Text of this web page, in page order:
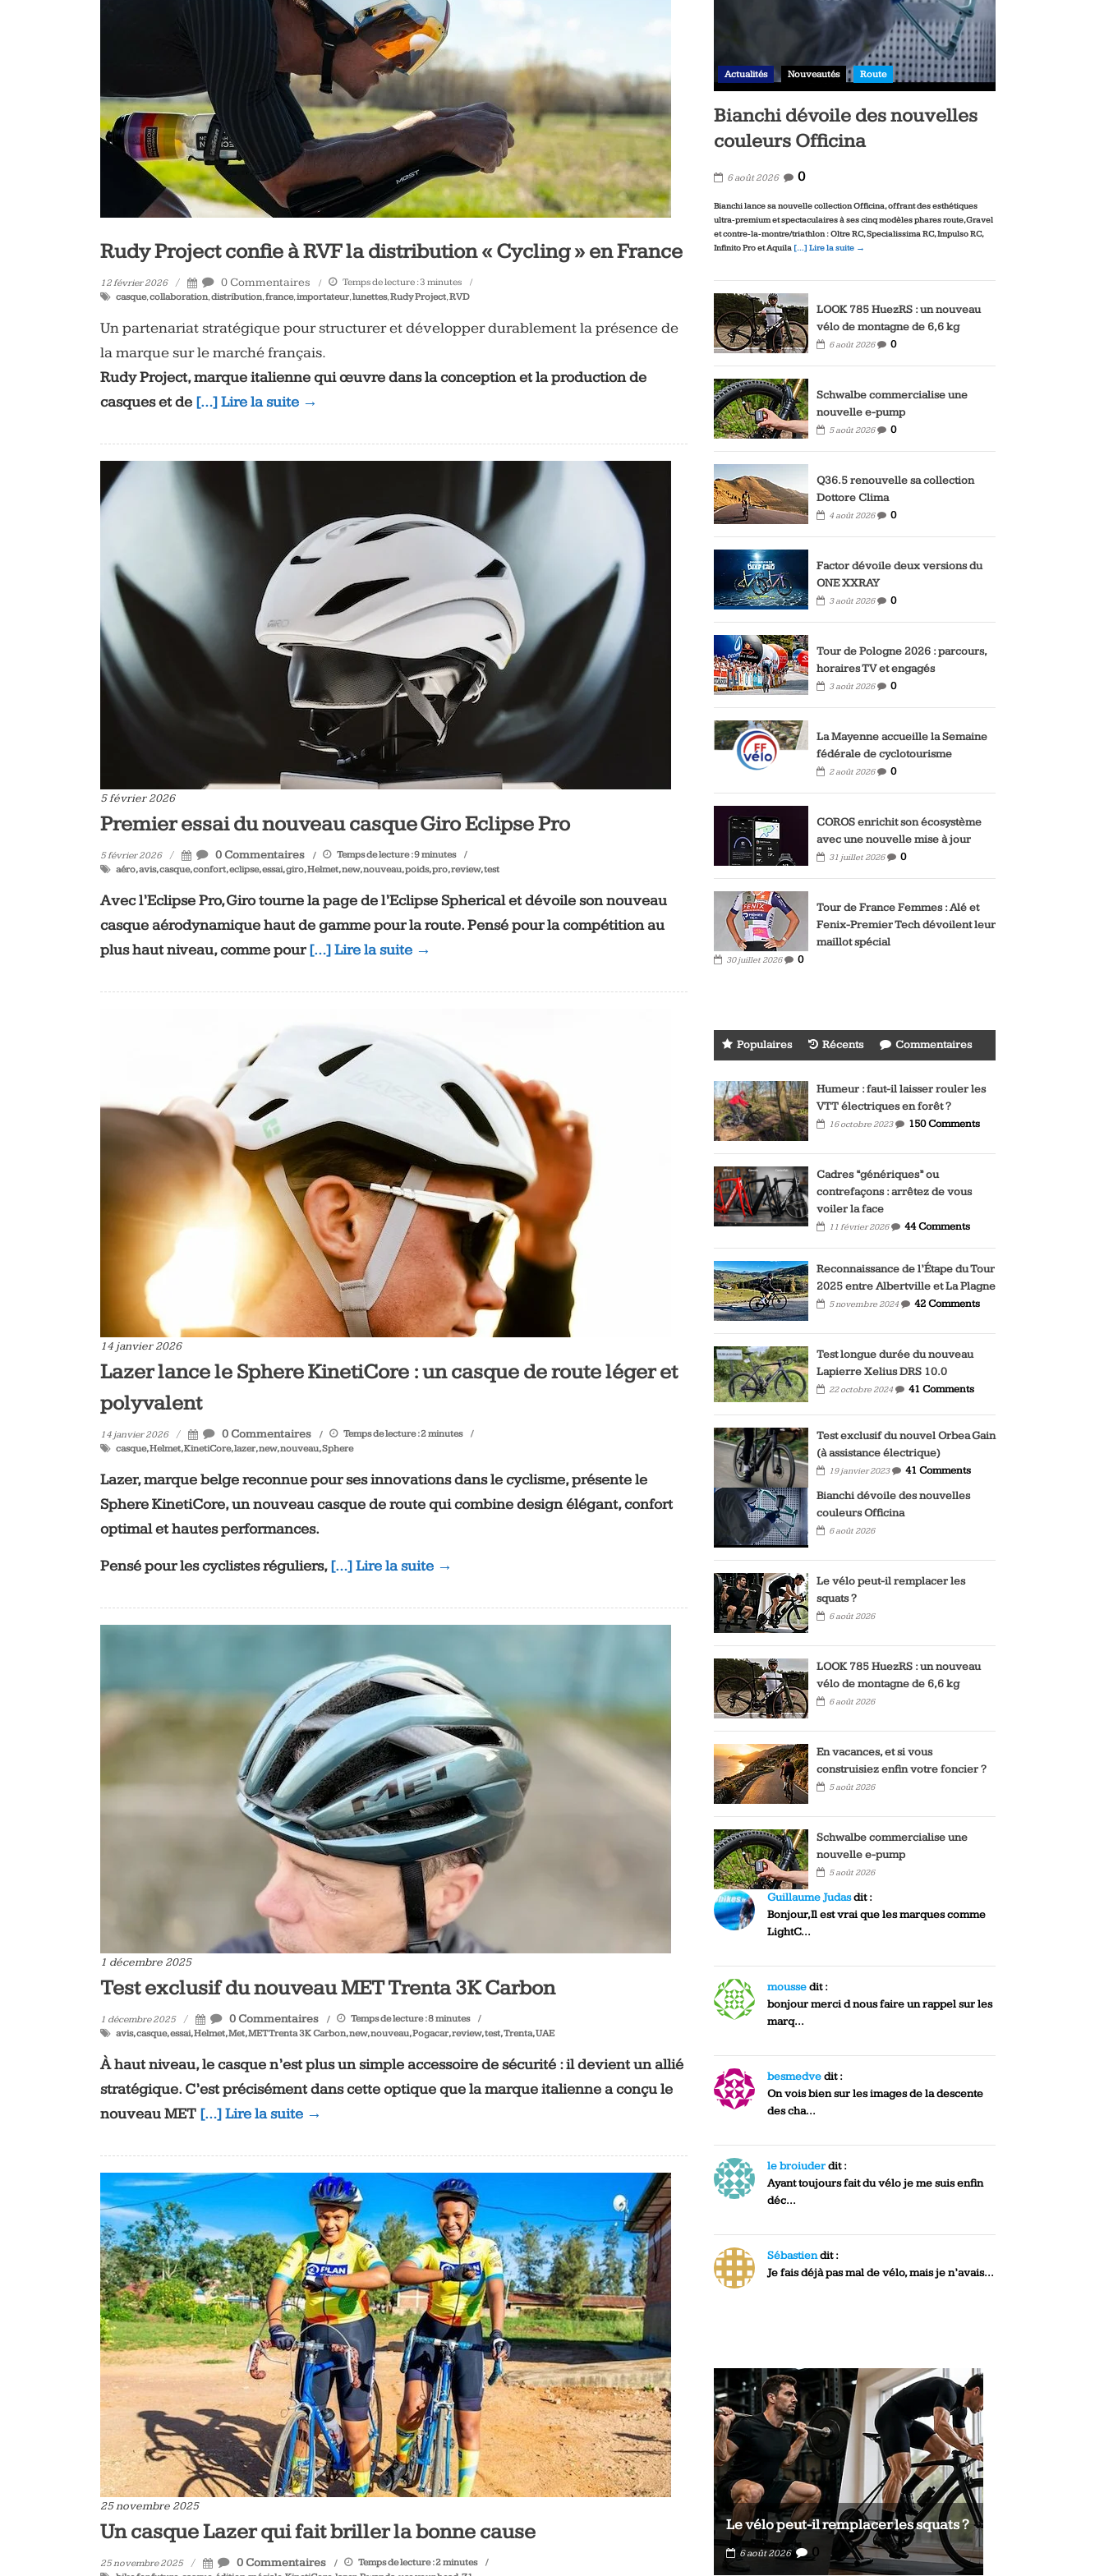
Rudy Project confie à RVF la distribution « Cycling » en France
12 février 2026 0 Commentaires Temps de lecture :3 minutes
casque,collaboration,distribution,france,importateur,lunettes,Rudy Project,RVD
Un partenariat stratégique pour structurer et développer durablement la présence de
la marque sur le marché français.
Rudy Project, marque italienne qui œuvre dans la conception et la production de
casques et de […] Lire la suite →
5 février 2026
Premier essai du nouveau casque Giro Eclipse Pro
5 février 2026 0 Commentaires Temps de lecture :9minutes
aéro,avis,casque,confort,eclipse,essai,giro,Helmet,new,nouveau,poids,pro,review,test
Avec l’Eclipse Pro, Giro tourne la page de l’Eclipse Spherical et dévoile son nouveau
casque aérodynamique haut de gamme pour la route. Pensé pour la compétition au
plus haut niveau, comme pour[…] Lire la suite →
14 janvier 2026
Lazer lance le Sphere KinetiCore : un casque de route léger et
polyvalent
14 janvier 2026 0 Commentaires Temps de lecture :2minutes
casque,Helmet,KinetiCore,lazer,new,nouveau,Sphere
Lazer, marque belge reconnue pour ses innovations dans le cyclisme, présente le
Sphere KinetiCore, un nouveau casque de route qui combine design élégant, confort
optimal et hautes performances.
Pensé pour les cyclistes réguliers,[…] Lire la suite →
1 décembre 2025
Test exclusif du nouveau MET Trenta 3K Carbon
1 décembre 2025 0 Commentaires Temps de lecture :8minutes
avis,casque,essai,Helmet,Met,MET Trenta 3K Carbon,new,nouveau,Pogacar,review,test,Trenta,UAE
À haut niveau, le casque n’est plus un simple accessoire de sécurité : il devient un allié
stratégique. C’est précisément dans cette optique que la marque italienne a conçu le
nouveau MET […] Lire la suite →
25 novembre 2025
Un casque Lazer qui fait briller la bonne cause
25 novembre 2025 0 Commentaires Temps de lecture :2minutes
Actualités Nouveautés Route
Bianchi dévoile des nouvelles
couleurs Officina
6 août 2026 0
Bianchi lance sa nouvelle collection Officina, offrant des esthétiques
ultra‑premium et spectaculaires à ses cinq modèles phares route, Gravel
et contre‑la‑montre/triathlon : Oltre RC, Specialissima RC, Impulso RC,
Infinito Pro et Aquila […] Lire la suite →
LOOK 785 HuezRS : un nouveau
vélo de montagne de 6,6 kg
6 août 2026 0
Schwalbe commercialise une
nouvelle e-pump
5 août 2026 0
Q36.5 renouvelle sa collection
Dottore Clima
4 août 2026 0
Factor dévoile deux versions du
ONE XXRAY
3 août 2026 0
Tour de Pologne 2026 : parcours,
horaires TV et engagés
3 août 2026 0
La Mayenne accueille la Semaine
fédérale de cyclotourisme
2 août 2026 0
COROS enrichit son écosystème
avec une nouvelle mise à jour
31 juillet 2026 0
Tour de France Femmes : Alé et
Fenix-Premier Tech dévoilent leur
maillot spécial
30 juillet 2026 0
Populaires Récents Commentaires
Humeur : faut-il laisser rouler les
VTT électriques en forêt ?
16 octobre 2023 150 Comments
Cadres “génériques” ou
contrefaçons : arrêtez de vous
voiler la face
11 février 2026 44 Comments
Reconnaissance de l’Étape du Tour
2025 entre Albertville et La Plagne
5 novembre 2024 42 Comments
Test longue durée du nouveau
Lapierre Xelius DRS 10.0
22 octobre 2024 41 Comments
Test exclusif du nouvel Orbea Gain
(à assistance électrique)
19 janvier 2023
41 Comments
Bianchi dévoile des nouvelles
couleurs Officina
6 août 2026
Le vélo peut-il remplacer les
squats ?
6 août 2026
LOOK 785 HuezRS : un nouveau
vélo de montagne de 6,6 kg
6 août 2026
En vacances, et si vous
construisiez enfin votre foncier ?
5 août 2026
Schwalbe commercialise une
nouvelle e-pump
5 août 2026
Guillaume Judasdit :
Bonjour,Il est vrai que les marques comme
LightC...
moussedit :
bonjour merci d nous faire un rappel sur les
marq...
besmedvedit :
On vois bien sur les images de la descente
des cha...
le broiuderdit :
Ayant toujours fait du vélo je me suis enfin
déc...
Sébastiendit :
Je fais déjà pas mal de vélo, mais je n’avais...
Le vélo peut-il remplacer les squats ? Le vélo peut-il remplacer les squats ?
6 août 2026 0